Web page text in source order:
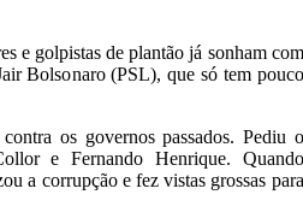
e golpistas de plantão já sonham com
Bolsonaro (PSL), que só tem pouco
os governos passados. Pediu o
e Fernando Henrique. Quando
a corrupção e fez vistas grossas para